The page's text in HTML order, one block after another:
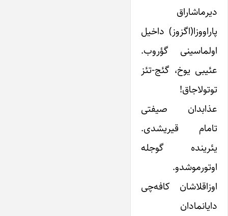
دیرماشاراق
پاراووزا(اگزوز) داخیل
اولماسینی گؤروب.
عئیبی یوخ، گئج-تئز
توتولاجاق!
عذابدان صیفتی
تامام قیریشدی.
یئرینده گوجله
اوتورموشدو.
اوزاقلاشان کافه‌چی
دایانمادان